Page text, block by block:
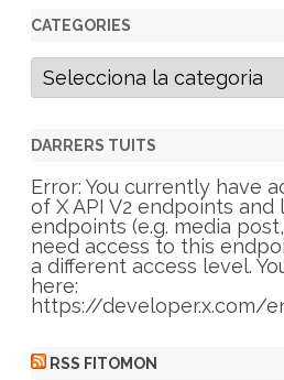
CATEGORIES
C
t
g
r
i
e
s
DARRERS TUITS
Error: You currently have
of X API V2 endpoints and
endpoints (e.g. media
need access to this
a different access level.
here:
https://developer.x.com/
RSS FITOMON